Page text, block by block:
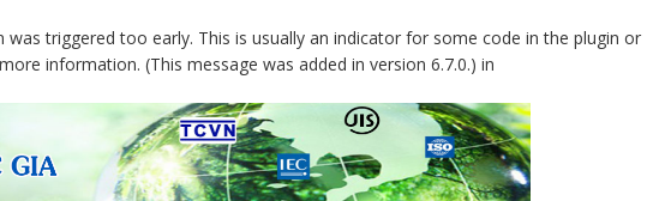
was triggered too early. This is usually an indicator for some code in the plugin or
information. (This message was added in version 6.7.0.) in